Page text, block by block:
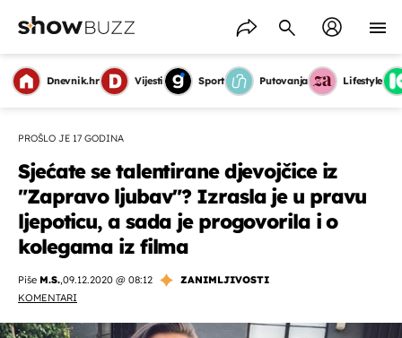
Dnevnik.hr Vijesti Sport Putovanja Lifestyle
PROŠLO JE 17 GODINA
Sjećate se talentirane djevojčice iz
"Zapravo ljubav"? Izrasla je u pravu
ljepoticu, a sada je progovorila i o
kolegama iz filma
Piše M.S.,09.12.2020 @ 08:12
ZANIMLJIVOSTI
KOMENTARI